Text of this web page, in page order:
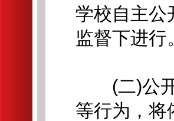
学校自主公
监督下进行
(二)公开
等行为，将